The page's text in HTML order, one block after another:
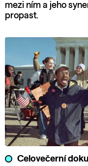
mezi ním a jeho
propast.
Celovečerní